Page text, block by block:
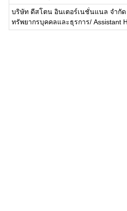
บริษัท ดีสโตน อินเตอร์เนชั่นแนล จำกัด
ทรัพยากรบุคคลและธุรการ/ Assistant